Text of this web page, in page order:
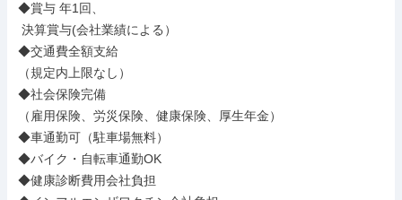
◆賞与 年1回、
◆交通費全額支給
（規定内上限なし）
◆社会保険完備
（雇用保険、労災保険、健康保険、厚生年金）
◆車通勤可（駐車場無料）
◆バイク・自転車通勤OK
◆健康診断費用会社負担